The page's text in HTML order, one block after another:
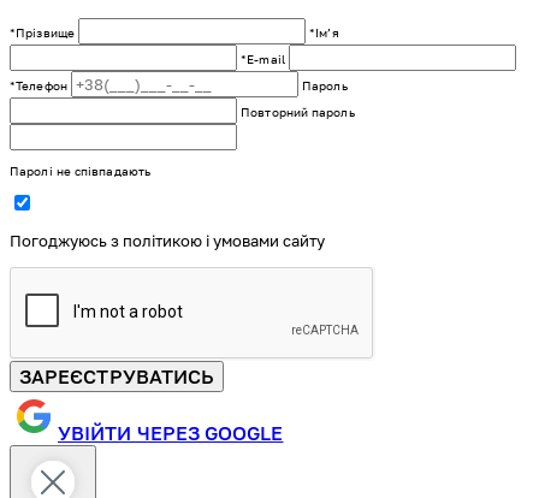
*Прізвище
*Імʼя
*E-mail
*Телефон
Пароль
Повторний пароль
Паролі не співпадають
Погоджуюсь з політикою і умовами сайту
ЗАРЕЄСТРУВАТИСЬ
УВІЙТИ ЧЕРЕЗ GOOGLE